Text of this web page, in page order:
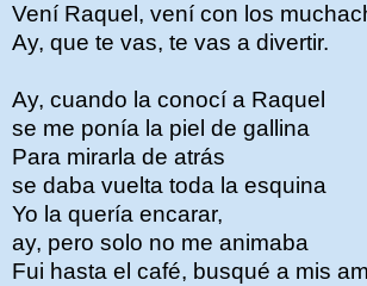
Vení Raquel, vení con los
Ay, que te vas, te vas a divertir.
Ay, cuando la conocí a Raquel
se me ponía la piel de gallina
Para mirarla de atrás
se daba vuelta toda la esquina
Yo la quería encarar,
ay, pero solo no me animaba
Fui hasta el café, busqué a mis